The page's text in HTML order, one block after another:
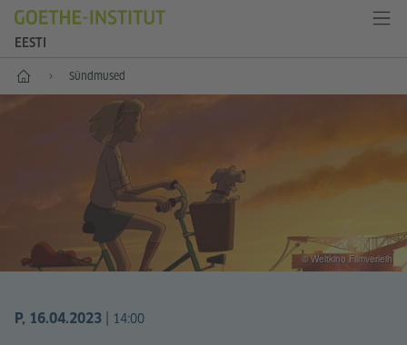
EESTI
Esileht Sündmused
P, 16.04.2023 14:00
© Weltkino Filmverleih